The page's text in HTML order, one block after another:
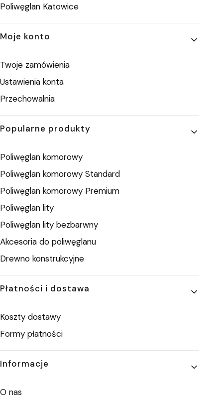
Poliwęglan Katowice
Moje konto
Twoje zamówienia
Ustawienia konta
Przechowalnia
Popularne produkty
Poliwęglan komorowy
Poliwęglan komorowy Standard
Poliwęglan komorowy Premium
Poliwęglan lity
Poliwęglan lity bezbarwny
Akcesoria do poliwęglanu
Drewno konstrukcyjne
Płatności i dostawa
Koszty dostawy
Formy płatności
Informacje
O nas